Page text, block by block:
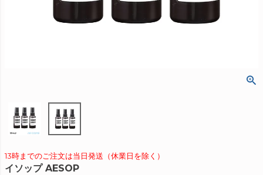
13時までのご注文は当日発送（休業日を除く）
イソップ AESOP